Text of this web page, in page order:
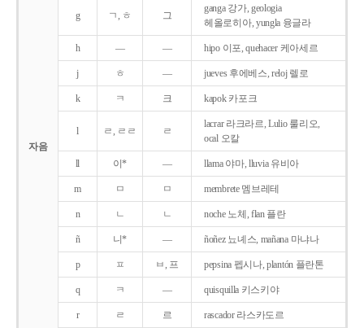
자음
g ㄱ, ㅎ 그
ganga 강가, geologia
헤올로히아, yungla 융글라
h ― ― hipo 이포, quehacer 케아세르
j ㅎ ― jueves 후에베스, reloj 렐로
k ㅋ 크 kapok 카포크
l ㄹ, ㄹㄹ ㄹ
lacrar 라크라르, Lulio 룰리오,
ocal 오칼
ll 이* ― llama 야마, lluvia 유비아
m ㅁ ㅁ membrete 멤브레테
n ㄴ ㄴ noche 노체, flan 플란
ñ 니* ― ñoñez 뇨녜스, mañana 마냐나
p ㅍ ㅂ, 프 pepsina 펩시나, plantón 플란톤
q ㅋ ― quisquilla 키스키야
r ㄹ 르 rascador 라스카도르